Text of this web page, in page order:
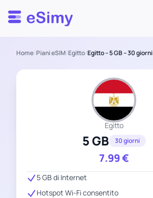
Esimy
Home/Piani eSIM/Egitto/Egitto – 5 GB – 30 giorni
Egitto
5 GB 30 giorni
7.99€
5 GB di Internet
Hotspot Wi-Fi consentito